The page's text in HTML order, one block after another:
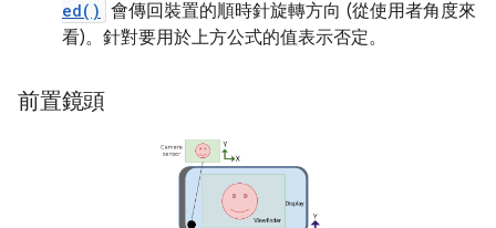
ed() 會傳回裝置的順時針旋轉方向 (從使用者角度來
看)。針對要用於上方公式的值表示否定。
前置鏡頭